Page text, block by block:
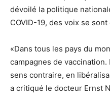
dévoilé la politique
COVID-19, des voix se
«Dans tous les pays du
campagnes de
sens contraire, en
a critiqué le docteur Ernst